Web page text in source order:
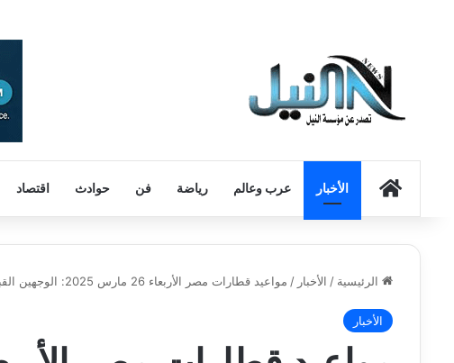
الرئيسيةالأخبار عرب وعالم رياضة فن حوادث اقتصاد
الرئيسية / الأخبار / مواعيد قطارات مصر الأربعاء 26 مارس 2025: الوجهين القبلي والبحري
الأخبار